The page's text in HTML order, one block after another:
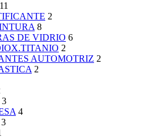
11
2
8
DE VIDRIO 6
2
AUTOMOTRIZ 2
2
3
4
3